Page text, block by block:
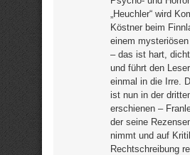
„Heuchler“ wird
Köstner beim
einem
– das ist hart,
und führt den
einmal in die Irre.
ist nun in der
erschienen –
der seine
nimmt und auf
Rechtschreibung